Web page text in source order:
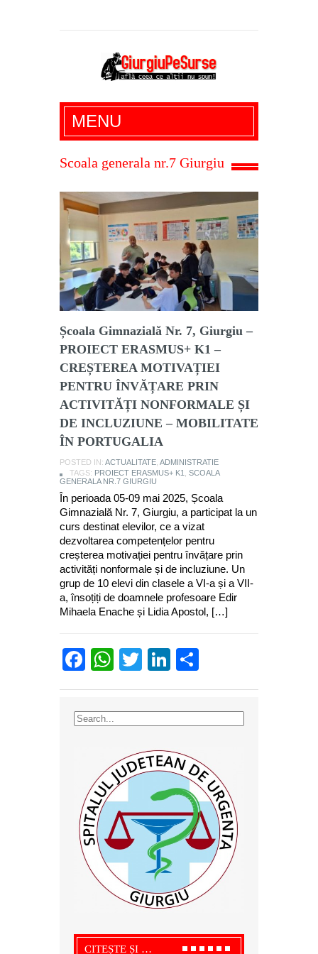
Giurgiu Pe Surse – actualitate giurgiu,
administratie giurgiu, stiri politice, social
economic, editoriale giurgiu, dezvaluiri,
MENU
Scoala generala nr.7 Giurgiu
Școala Gimnazială Nr. 7, Giurgiu –
PROIECT ERASMUS+ K1 –
CREȘTEREA MOTIVAȚIEI
PENTRU ÎNVĂȚARE PRIN
ACTIVITĂȚI NONFORMALE ȘI
DE INCLUZIUNE – MOBILITATE
ÎN PORTUGALIA
POSTED IN: ACTUALITATE ADMINISTRATIE
TAGS: PROIECT ERASMUS+ K1
SCOALA
GENERALA NR.7 GIURGIU
În perioada 05-09 mai 2025, Școala
Gimnazială Nr. 7, Giurgiu, a participat la un
curs destinat elevilor, ce a vizat
dezvoltarea competențelor pentru
creșterea motivației pentru învățare prin
activități nonformale și de incluziune. Un
grup de 10 elevi din clasele a VI-a și a VII-
a, însoțiți de doamnele profesoare Edir
Mihaela Enache și Lidia Apostol, […]
Facebook
WhatsApp
TwitterLinkedIn
CITEȘTE ȘI …